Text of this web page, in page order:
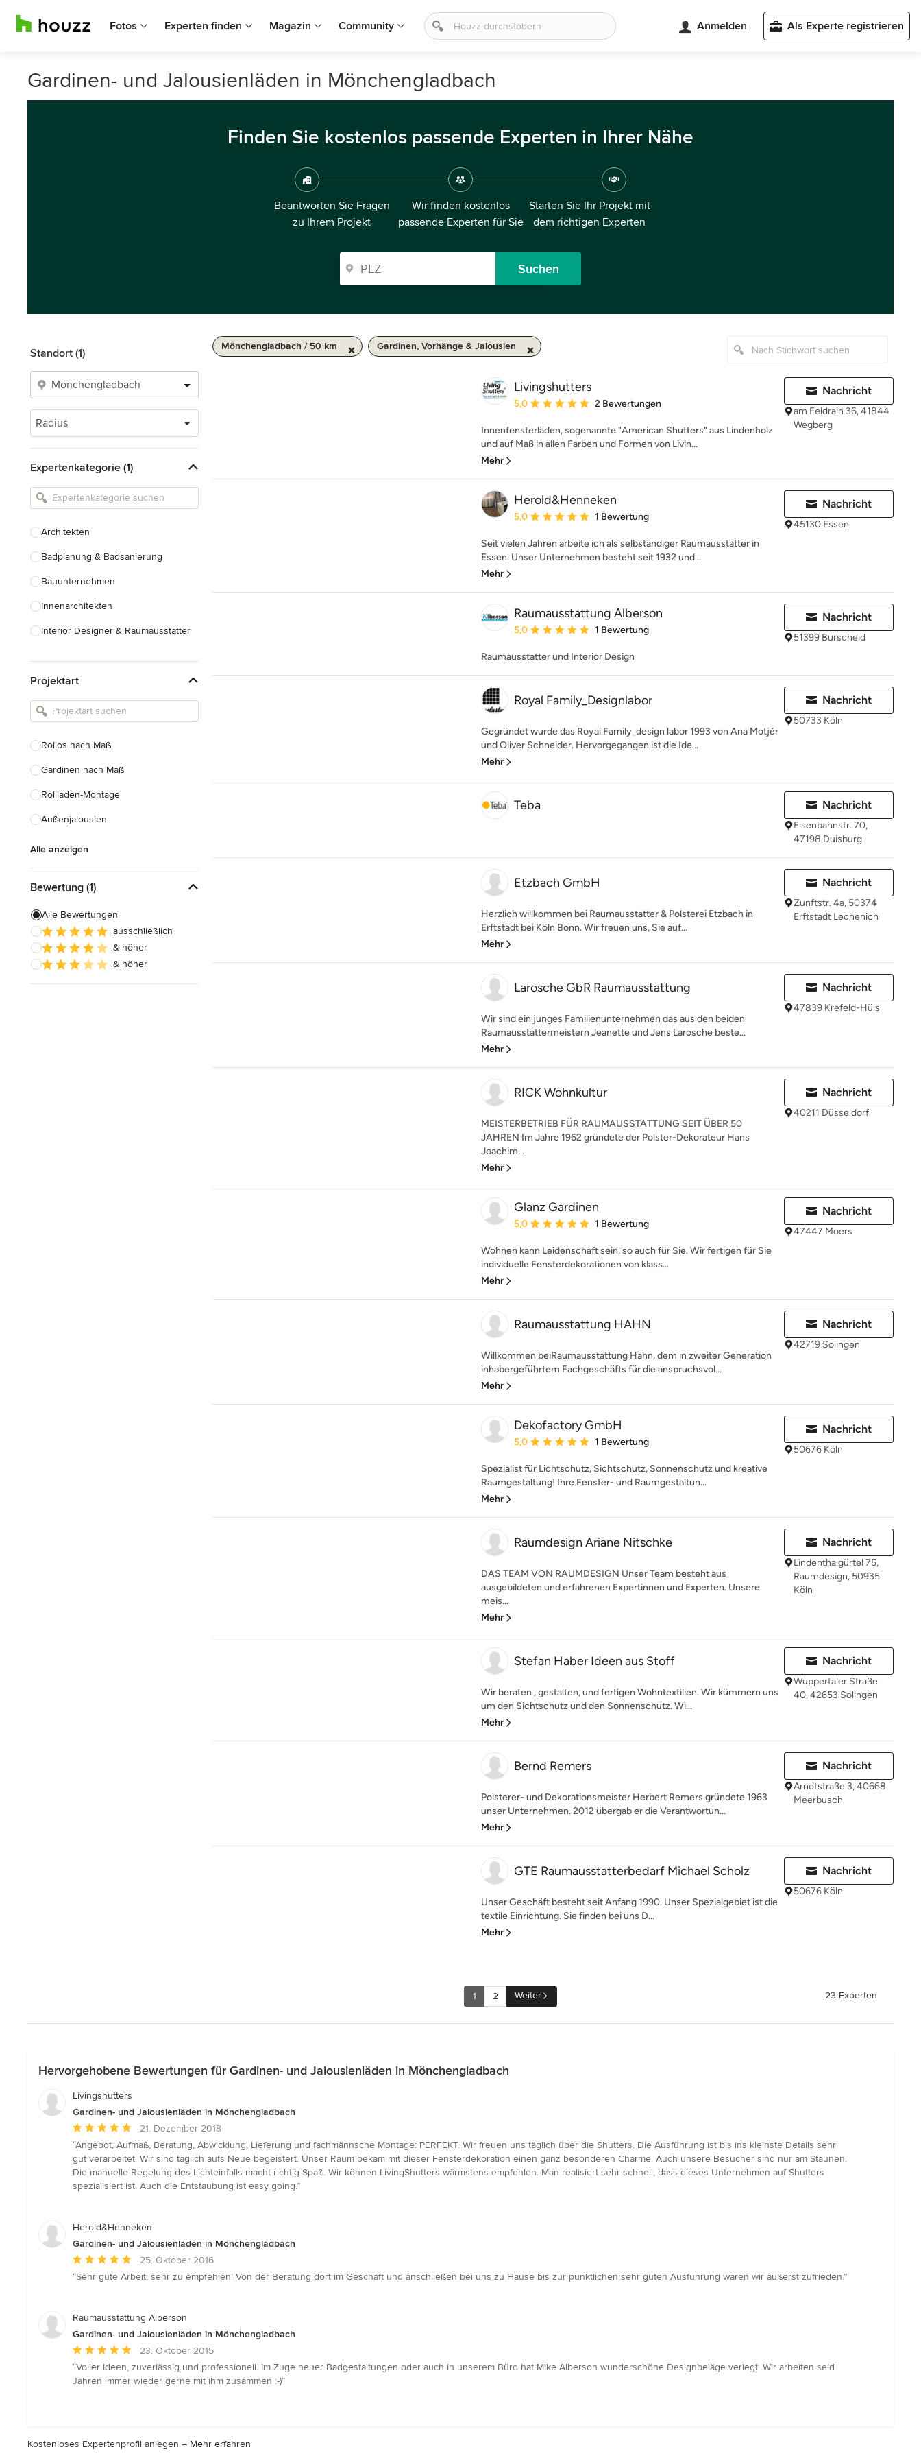
Fotos Experten finden Magazin Community Anmelden Als Experte registrieren
Gardinen- und Jalousienläden in Mönchengladbach
Finden Sie kostenlos passende Experten in Ihrer Nähe
Beantworten Sie Fragen
zu Ihrem Projekt
Wir finden kostenlos
passende Experten für Sie
Starten Sie Ihr Projekt mit
dem richtigen Experten
Suchen
Standort (1)
Radius
Expertenkategorie (1)
Architekten
Badplanung & Badsanierung
Bauunternehmen
Innenarchitekten
Interior Designer & Raumausstatter
Landschaftsarchitekten
Armaturen & Sanitärbedarf
Projektart
Rollos nach Maß
Gardinen nach Maß
Rollladen-Montage
Außenjalousien
Alle anzeigen
Bewertung (1)
Alle Bewertungen
ausschließlich
& höher
& höher
Mönchengladbach / 50 km Gardinen, Vorhänge & Jalousien
Livingshutters
Durchschnittliche Bewertung: 5 von 5 Sternen
5,0 2 Bewertungen
Innenfensterläden, sogenannte "American Shutters" aus Lindenholz
und auf Maß in allen Farben und Formen von Livin...
Mehr
Nachricht
am Feldrain 36, 41844
Wegberg
Herold&Henneken
Durchschnittliche Bewertung: 5 von 5 Sternen
5,0 1 Bewertung
Seit vielen Jahren arbeite ich als selbständiger Raumausstatter in
Essen. Unser Unternehmen besteht seit 1932 und...
Mehr
Nachricht
45130 Essen
Raumausstattung Alberson
Durchschnittliche Bewertung: 5 von 5 Sternen
5,0 1 Bewertung
Raumausstatter und Interior Design
Nachricht
51399 Burscheid
Royal Family_Designlabor
Gegründet wurde das Royal Family_design labor 1993 von Ana Motjér
und Oliver Schneider. Hervorgegangen ist die Ide...
Mehr
Nachricht
50733 Köln
Teba Nachricht
Eisenbahnstr. 70,
47198 Duisburg
Etzbach GmbH
Herzlich willkommen bei Raumausstatter & Polsterei Etzbach in
Erftstadt bei Köln Bonn. Wir freuen uns, Sie auf...
Mehr
Nachricht
Zunftstr. 4a, 50374
Erftstadt Lechenich
Larosche GbR Raumausstattung
Wir sind ein junges Familienunternehmen das aus den beiden
Raumausstattermeistern Jeanette und Jens Larosche beste...
Mehr
Nachricht
47839 Krefeld-Hüls
RICK Wohnkultur
MEISTERBETRIEB FÜR RAUMAUSSTATTUNG SEIT ÜBER 50
JAHREN Im Jahre 1962 gründete der Polster-Dekorateur Hans
Joachim...
Mehr
Nachricht
40211 Düsseldorf
Glanz Gardinen
Durchschnittliche Bewertung: 5 von 5 Sternen
5,0 1 Bewertung
Wohnen kann Leidenschaft sein, so auch für Sie. Wir fertigen für Sie
individuelle Fensterdekorationen von klass...
Mehr
Nachricht
47447 Moers
Raumausstattung HAHN
Willkommen beiRaumausstattung Hahn, dem in zweiter Generation
inhabergeführtem Fachgeschäfts für die anspruchsvol...
Mehr
Nachricht
42719 Solingen
Dekofactory GmbH
Durchschnittliche Bewertung: 5 von 5 Sternen
5,0 1 Bewertung
Spezialist für Lichtschutz, Sichtschutz, Sonnenschutz und kreative
Raumgestaltung! Ihre Fenster- und Raumgestaltun...
Mehr
Nachricht
50676 Köln
Raumdesign Ariane Nitschke
DAS TEAM VON RAUMDESIGN Unser Team besteht aus
ausgebildeten und erfahrenen Expertinnen und Experten. Unsere
meis...
Mehr
Nachricht
Lindenthalgürtel 75,
Raumdesign, 50935
Köln
Stefan Haber Ideen aus Stoff
Wir beraten , gestalten, und fertigen Wohntextilien. Wir kümmern uns
um den Sichtschutz und den Sonnenschutz. Wi...
Mehr
Nachricht
Wuppertaler Straße
40, 42653 Solingen
Bernd Remers
Polsterer- und Dekorationsmeister Herbert Remers gründete 1963
unser Unternehmen. 2012 übergab er die Verantwortun...
Mehr
Nachricht
Arndtstraße 3, 40668
Meerbusch
GTE Raumausstatterbedarf Michael Scholz
Unser Geschäft besteht seit Anfang 1990. Unser Spezialgebiet ist die
textile Einrichtung. Sie finden bei uns D...
Mehr
Nachricht
50676 Köln
1 2 Weiter 23 Experten
Hervorgehobene Bewertungen für Gardinen- und Jalousienläden in Mönchengladbach
Livingshutters
Gardinen- und Jalousienläden in Mönchengladbach
Durchschnittliche
Bewertung:
5
von
5
21. Dezember 2018
“Angebot, Aufmaß, Beratung, Abwicklung, Lieferung und fachmännsche Montage: PERFEKT. Wir freuen uns täglich über die Shutters. Die Ausführung ist bis ins kleinste Details sehr
gut verarbeitet. Wir sind täglich aufs Neue begeistert. Unser Raum bekam mit dieser Fensterdekoration einen ganz besonderen Charme. Auch unsere Besucher sind nur am Staunen.
Die manuelle Regelung des Lichteinfalls macht richtig Spaß. Wir können LivingShutters wärmstens empfehlen. Man realisiert sehr schnell, dass dieses Unternehmen auf Shutters
spezialisiert ist. Auch die Entstaubung ist easy going.”
Herold&Henneken
Gardinen- und Jalousienläden in Mönchengladbach
Durchschnittliche
Bewertung:
5
25. Oktober 2016
“Sehr gute Arbeit, sehr zu empfehlen! Von der Beratung dort im Geschäft und anschließen bei uns zu Hause bis zur pünktlichen sehr guten Ausführung waren wir äußerst zufrieden.”
Raumausstattung Alberson
Gardinen- und Jalousienläden in Mönchengladbach
Durchschnittliche
Bewertung:
5
23. Oktober 2015
“Voller Ideen, zuverlässig und professionell. Im Zuge neuer Badgestaltungen oder auch in unserem Büro hat Mike Alberson wunderschöne Designbeläge verlegt. Wir arbeiten seid
Jahren immer wieder gerne mit ihm zusammen :-)”
Kostenloses Expertenprofil anlegen – Mehr erfahren